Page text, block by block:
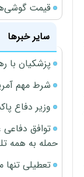
قیمت گوشی‌های
سایر خبرها
پزشکیان با
شرط مهم
وزیر دفاع
توافق
حمله به همه
تعطیلی تنها